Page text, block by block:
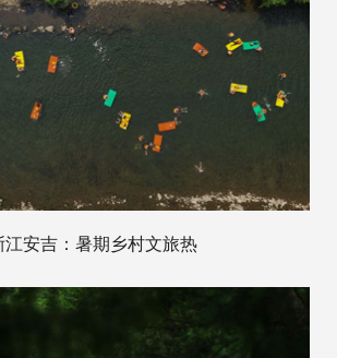
江安吉：暑期乡村文旅热